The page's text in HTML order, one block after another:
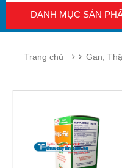
sinh
lý
nam
Hỗ
DANH MỤC SẢN
Trang chủ Gan,